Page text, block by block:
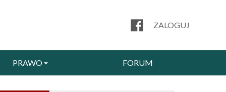
ZALOGUJ
PRAWO FORUM